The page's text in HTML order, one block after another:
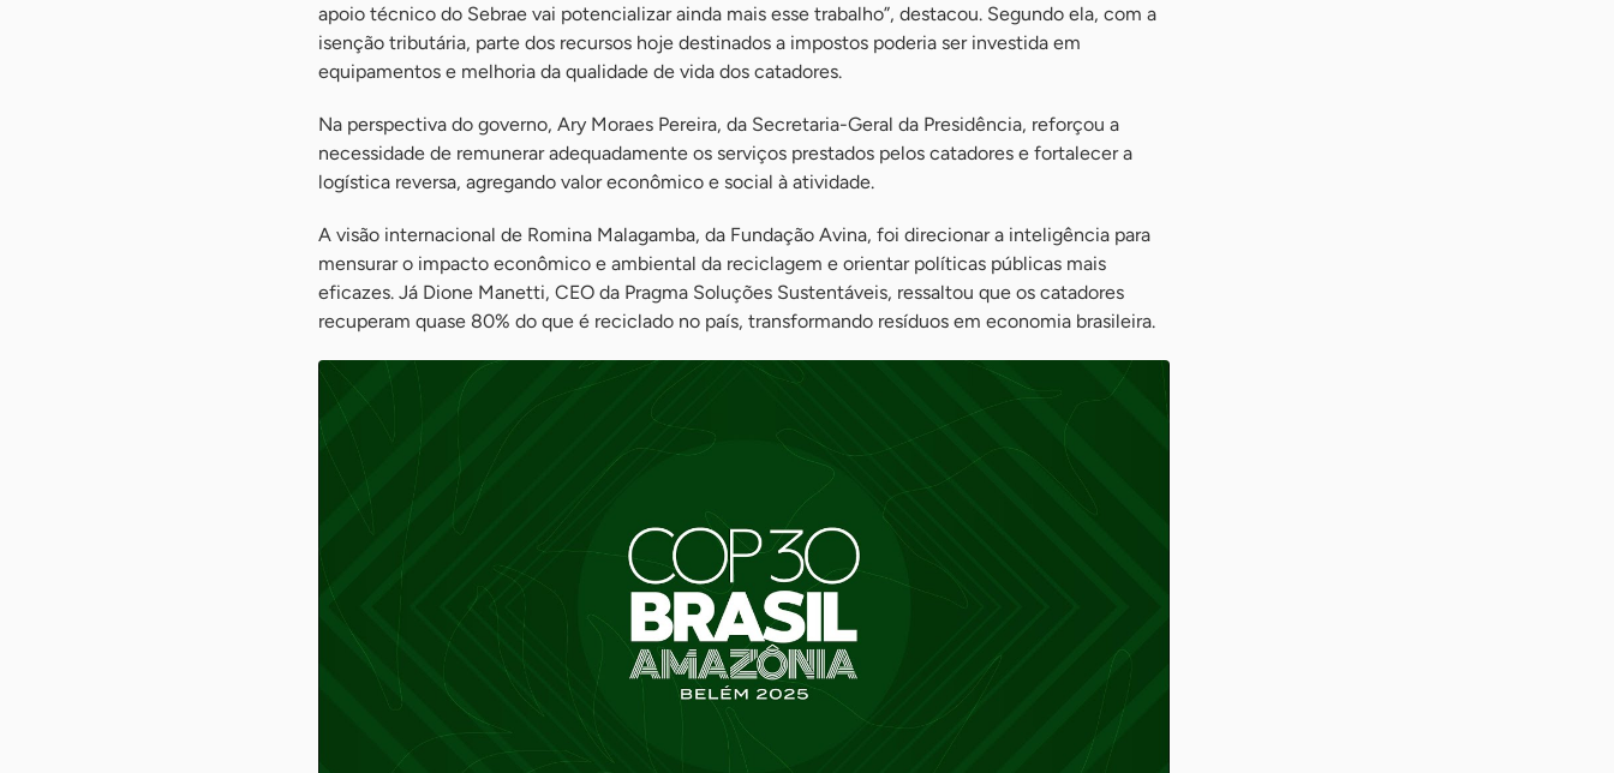
apoio técnico do Sebrae vai potencializar ainda mais esse trabalho”, destacou. Segundo ela, com a
isenção tributária, parte dos recursos hoje destinados a impostos poderia ser investida em
equipamentos e melhoria da qualidade de vida dos catadores.
Na perspectiva do governo, Ary Moraes Pereira, da Secretaria-Geral da Presidência, reforçou a
necessidade de remunerar adequadamente os serviços prestados pelos catadores e fortalecer a
logística reversa, agregando valor econômico e social à atividade.
A visão internacional de Romina Malagamba, da Fundação Avina, foi direcionar a inteligência para
mensurar o impacto econômico e ambiental da reciclagem e orientar políticas públicas mais
eficazes. Já Dione Manetti, CEO da Pragma Soluções Sustentáveis, ressaltou que os catadores
recuperam quase 80% do que é reciclado no país, transformando resíduos em economia brasileira.